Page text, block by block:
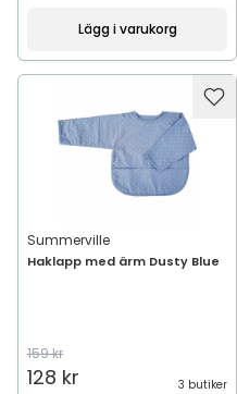
Lägg i varukorg
Summerville
Haklapp med ärm Dusty Blue
159 kr
128 kr 3 butiker